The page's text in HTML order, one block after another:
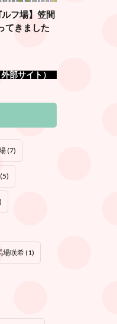
フ場】笠間
てきました
部サイト）
(7)
(5)
場咲希(1)